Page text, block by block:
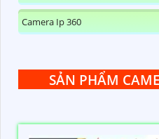
Camera Ip 360
SẢN PHẨM